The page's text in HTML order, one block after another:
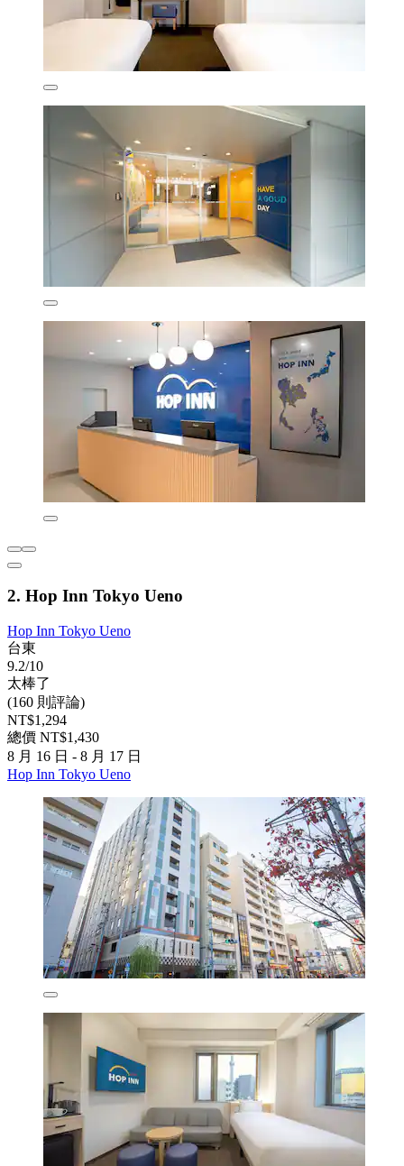
2. Hop Inn Tokyo Ueno
Hop Inn Tokyo Ueno
台東
9.2/10
太棒了
(160 則評論)
NT$1,294
總價 NT$1,430
8 月 16 日 - 8 月 17 日
Hop Inn Tokyo Ueno